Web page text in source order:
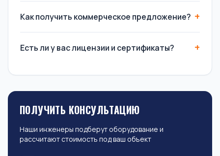
Как получить коммерческое предложение?
Есть ли у вас лицензии и сертификаты?
ПОЛУЧИТЬ КОНСУЛЬТАЦИЮ
Наши инженеры подберут оборудование и
рассчитают стоимость под ваш объект